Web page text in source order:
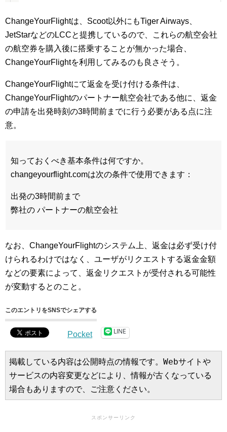
ChangeYourFlightは、Scoot以外にもTiger Airways、
JetStarなどのLCCと提携しているので、これらの航空会社
の航空券を購入後に搭乗することが無かった場合、
ChangeYourFlightを利用してみるのも良さそう。
ChangeYourFlightにて返金を受け付ける条件は、
ChangeYourFlightのパートナー航空会社である他に、返金
の申請を出発時刻の3時間前までに行う必要がある点に注
意。
知っておくべき基本条件は何ですか。
changeyourflight.comは次の条件で使用できます：
出発の3時間前まで
弊社の パートナーの航空会社
なお、ChangeYourFlightのシステム上、返金は必ず受け付
けられるわけではなく、ユーザがリクエストする返金金額
などの要素によって、返金リクエストが受付される可能性
が変動するとのこと。
このエントリをSNSでシェアする
Pocket LINE
掲載している内容は公開時点の情報です。Webサイトや
サービスの内容変更などにより、情報が古くなっている
場合もありますので、ご注意ください。
スポンサーリンク